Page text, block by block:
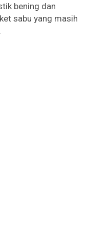
bening dan
sabu yang masih